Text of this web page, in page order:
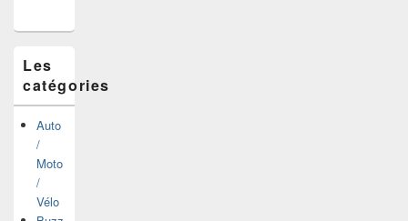
latérale
Les
catégories
Auto
/
Moto
/
Vélo